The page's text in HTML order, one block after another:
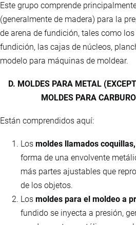
Este grupo comprende
(generalmente de madera) para la
de arena de fundición, tales como
fundición, las cajas de núcleos,
modelo para máquinas de moldear.
D. MOLDES PARA METAL
MOLDES PARA
Están comprendidos aquí:
Los moldes llamados coquillas,
forma de una envolvente
más partes ajustables que
de los objetos.
Los moldes para el moldeo a
fundido se inyecta a presión,